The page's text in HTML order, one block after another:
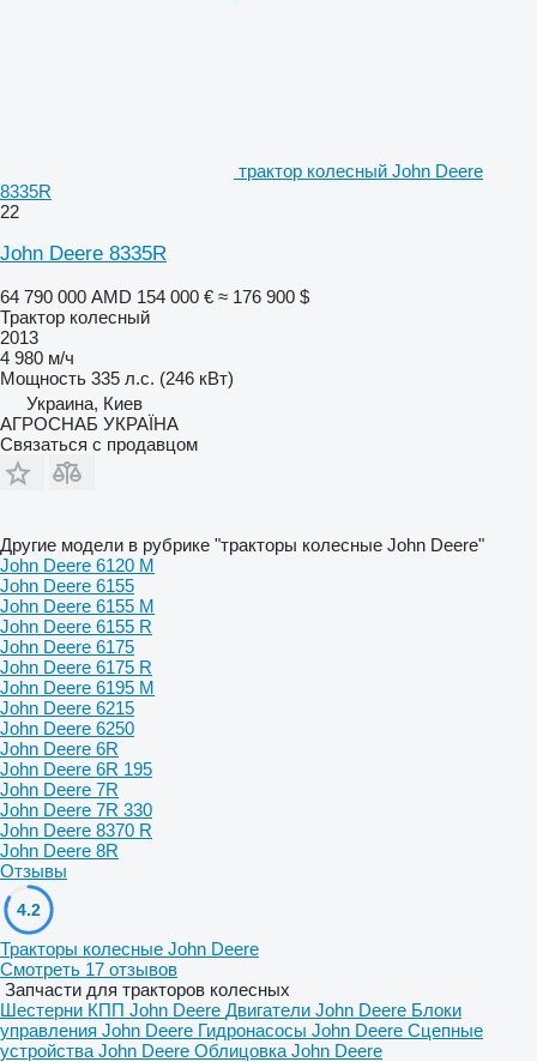
трактор колесный John Deere
8335R
22
John Deere 8335R
64 790 000 AMD 154 000 € ≈ 176 900 $
Трактор колесный
2013
4 980 м/ч
Мощность 335 л.с. (246 кВт)
Украина, Киев
АГРОСНАБ УКРАЇНА
Связаться с продавцом
Другие модели в рубрике "тракторы колесные John Deere"
John Deere 6120 M
John Deere 6155
John Deere 6155 M
John Deere 6155 R
John Deere 6175
John Deere 6175 R
John Deere 6195 M
John Deere 6215
John Deere 6250
John Deere 6R
John Deere 6R 195
John Deere 7R
John Deere 7R 330
John Deere 8370 R
John Deere 8R
Отзывы
4.2
Тракторы колесные John Deere
Смотреть 17 отзывов
Запчасти для тракторов колесных
Шестерни КПП John Deere Двигатели John Deere Блоки
управления John Deere Гидронасосы John Deere Сцепные
устройства John Deere Облицовка John Deere